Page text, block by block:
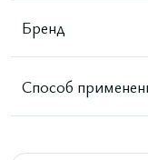
Бренд
Способ